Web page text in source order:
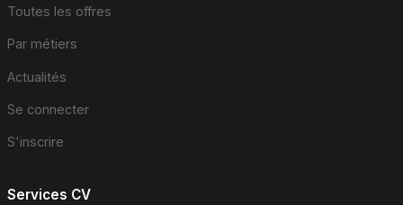
Toutes les offres
Par métiers
Actualités
Se connecter
S'inscrire
Services CV